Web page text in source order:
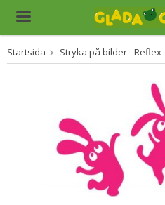
Produkten har blivit
Startsida Stryka på bilder - Reflex